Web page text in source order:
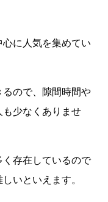
に人気を集めてい
ので、隙間時間や
少なくありませ
存在しているので
いといえます。